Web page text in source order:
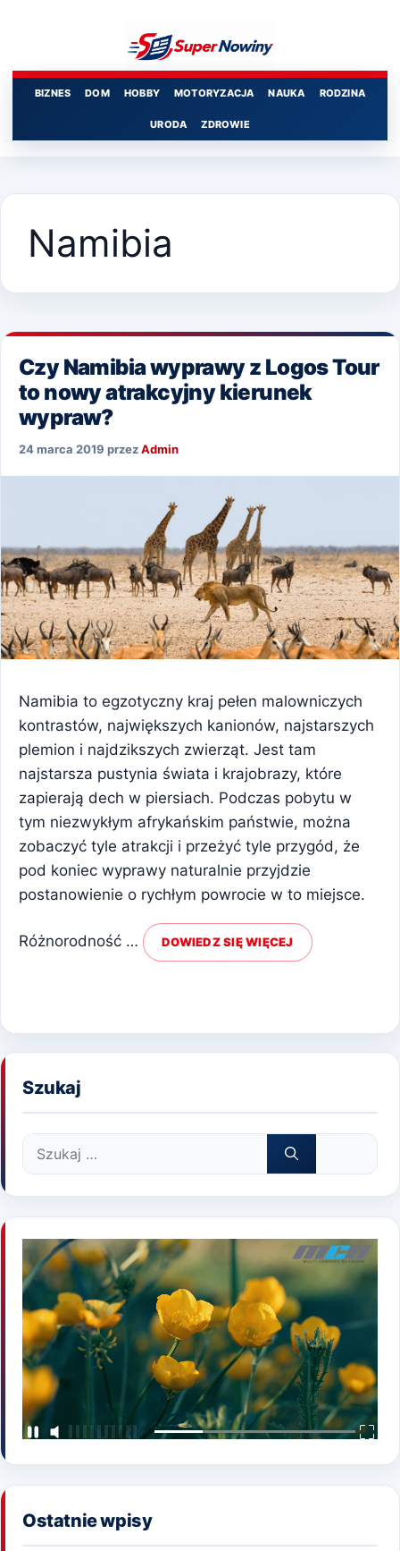
BIZNES DOM HOBBY MOTORYZACJA NAUKA RODZINA
URODA ZDROWIE
Namibia
Czy Namibia wyprawy z Logos Tour
to nowy atrakcyjny kierunek
wypraw?
24 marca 2019 przezAdmin
Namibia to egzotyczny kraj pełen malowniczych
kontrastów, największych kanionów, najstarszych
plemion i najdzikszych zwierząt. Jest tam
najstarsza pustynia świata i krajobrazy, które
zapierają dech w piersiach. Podczas pobytu w
tym niezwykłym afrykańskim państwie, można
zobaczyć tyle atrakcji i przeżyć tyle przygód, że
pod koniec wyprawy naturalnie przyjdzie
postanowienie o rychłym powrocie w to miejsce.
Różnorodność … DOWIEDZ SIĘ WIĘCEJ
Szukaj
Szukaj:
Ostatnie wpisy